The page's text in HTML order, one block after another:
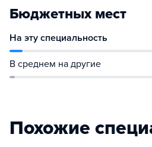
Бюджетных мест
На эту специальность
В среднем на другие
Похожие